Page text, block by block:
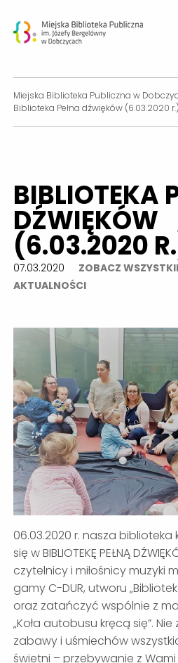
Miejska Biblioteka Publiczna w
Biblioteka Pełna dźwięków (6.03.2020 r.)
BIBLIOTEKA
DŹWIĘKÓW
(6.03.2020
07.03.2020
ZOBACZ
AKTUALNOŚCI
06.03.2020 r. nasza biblioteka
się w BIBLIOTEKĘ PEŁNĄ
czytelnicy i miłośnicy muzyki
gamy C-DUR, utworu
oraz zatańczyć wspólnie z
„Koła autobusu kręcą się”. Nie
zabawy i uśmiechów
świetni – przebywanie z